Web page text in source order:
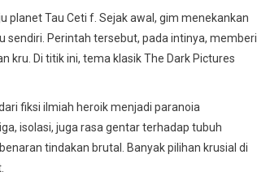
planet Tau Ceti f. Sejak awal, gim menekankan
Perintah tersebut, pada intinya, memberi
kru. Di titik ini, tema klasik The Dark Pictures
fiksi ilmiah heroik menjadi paranoia
isolasi, juga rasa gentar terhadap tubuh
tindakan brutal. Banyak pilihan krusial di